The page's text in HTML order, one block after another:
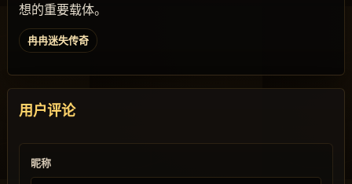
想的重要载体。
冉冉迷失传奇
用户评论
昵称